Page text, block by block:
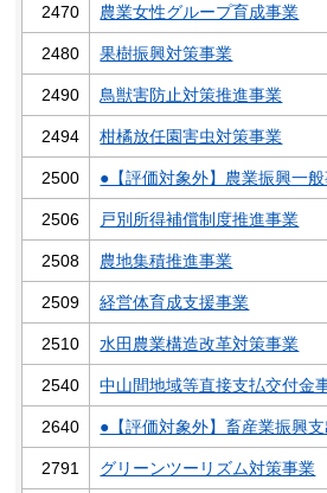
2470 農業女性グループ育成事業
2480 果樹振興対策事業
2490 鳥獣害防止対策推進事業
2494 柑橘放任園害虫対策事業
2500 ●【評価対象外】農業振興一
2506 戸別所得補償制度推進事業
2508 農地集積推進事業
2509 経営体育成支援事業
2510 水田農業構造改革対策事業
2540 中山間地域等直接支払交付金
2640 ●【評価対象外】畜産業振興
2791 グリーンツーリズム対策事業